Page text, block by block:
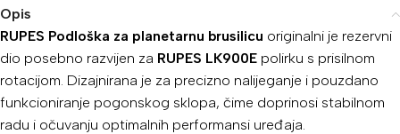
Opis
RUPES Podloška za planetarnu brusilicu originalni je rezervni
dio posebno razvijen za RUPES LK900E polirku s prisilnom
rotacijom. Dizajnirana je za precizno nalijeganje i pouzdano
funkcioniranje pogonskog sklopa, čime doprinosi stabilnom
radu i očuvanju optimalnih performansi uređaja.